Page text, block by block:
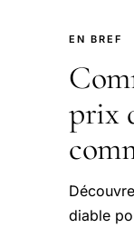
EN BREF
prix
diable